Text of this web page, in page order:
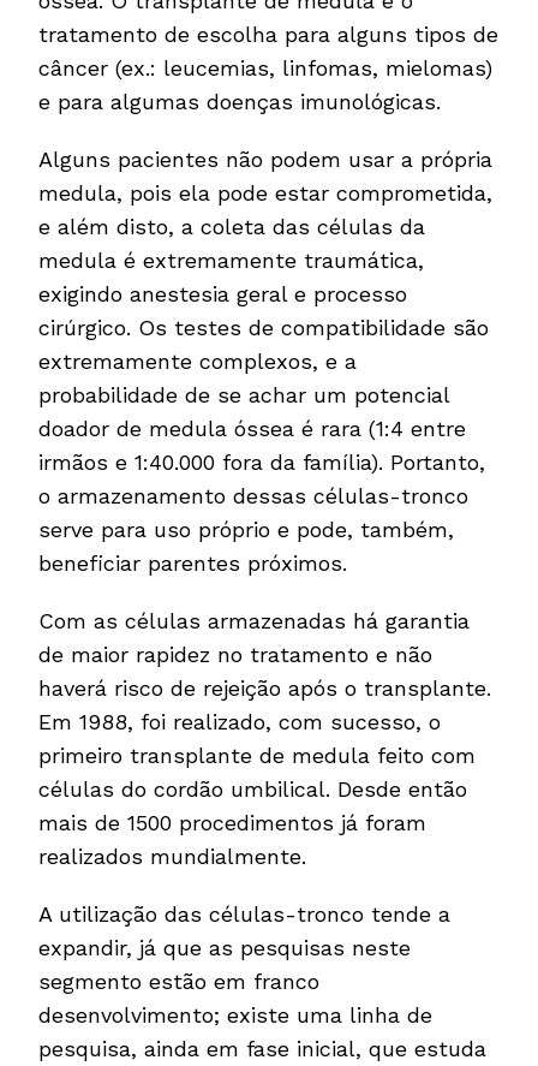
tratamento de escolha para alguns tipos de
câncer (ex.: leucemias, linfomas, mielomas)
e para algumas doenças imunológicas.
Alguns pacientes não podem usar a própria
medula, pois ela pode estar comprometida,
e além disto, a coleta das células da
medula é extremamente traumática,
exigindo anestesia geral e processo
cirúrgico. Os testes de compatibilidade são
extremamente complexos, e a
probabilidade de se achar um potencial
doador de medula óssea é rara (1:4 entre
irmãos e 1:40.000 fora da família). Portanto,
o armazenamento dessas células-tronco
serve para uso próprio e pode, também,
beneficiar parentes próximos.
Com as células armazenadas há garantia
de maior rapidez no tratamento e não
haverá risco de rejeição após o transplante.
Em 1988, foi realizado, com sucesso, o
primeiro transplante de medula feito com
células do cordão umbilical. Desde então
mais de 1500 procedimentos já foram
realizados mundialmente.
A utilização das células-tronco tende a
expandir, já que as pesquisas neste
segmento estão em franco
desenvolvimento; existe uma linha de
pesquisa, ainda em fase inicial, que estuda